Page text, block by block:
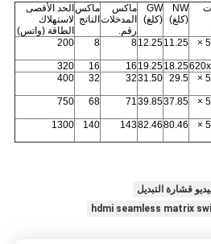
NW
(كلغ)
GW
(كلغ)
ماكس
المدخلات
رقم.
ماكس
الناتج
الحد الأقصى
لاستهلاك
الطاقة (واتس)
590 × 530 ×
11.25
12.25
8
8
200
18.25
19.25
16
16
320
590 × 530 ×
29.5
31.50
32
32
400
625 × 580 ×
37.85
39.85
71
68
750
615 × 570 ×
80.46
82.46
143
140
1300
قشارة التبديل
hdmi seamless matrix